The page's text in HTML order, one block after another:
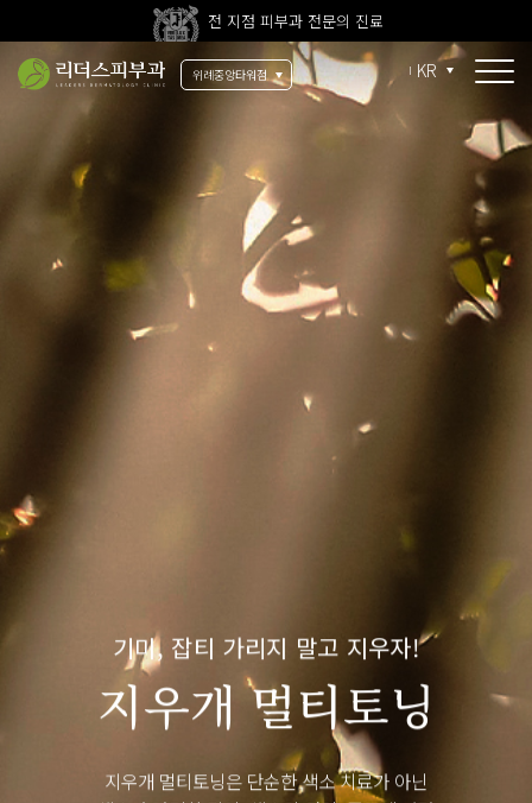
전 지점 피부과 전문의 진료
울쎄라피 프라임 신규 도입
위례중앙타워점 KR
울쎄라피 프라임
써마지 FLX
써마지 CPT
울써마지
스캐폴드 눈가 실리프팅
스킨부스터
섬유아세포강화술
리텐 부스터
기미, 잡티 가리지 말고 지우자!
지우개 멀티토닝
지우개 멀티토닝은 단순한 색소 치료가 아닌